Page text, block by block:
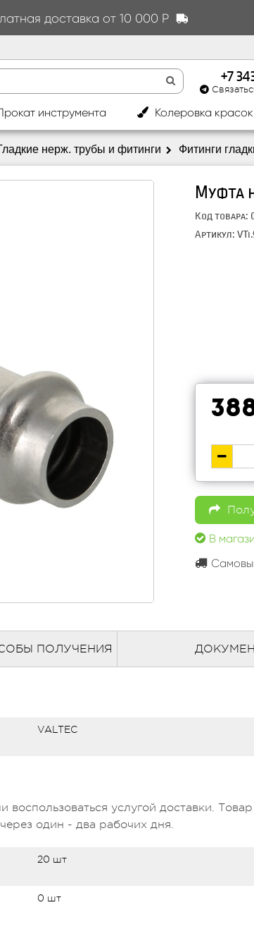
доставка от 10 000 Р
+7
инструмента Колеровка красок
Фитинги
нерж. трубы и фитинги
Муфта
Код товара:
Артикул:
В
ПОЛУЧЕНИЯ
VALTEC
услугой доставки.
один - два рабочих дня.
20 шт
0 шт